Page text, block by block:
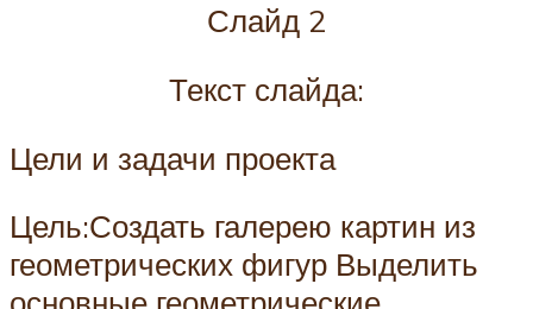
Слайд 2
Текст слайда:
Цели и задачи проекта
Цель:Создать галерею картин из
геометрических фигур Выделить